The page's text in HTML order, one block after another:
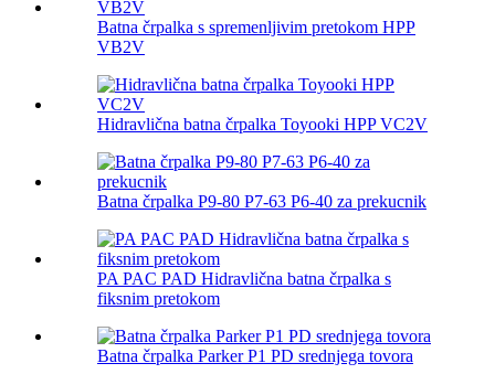
Batna črpalka s spremenljivim pretokom HPP
VB2V
Hidravlična batna črpalka Toyooki HPP VC2V
Batna črpalka P9-80 P7-63 P6-40 za prekucnik
PA PAC PAD Hidravlična batna črpalka s
fiksnim pretokom
Batna črpalka Parker P1 PD srednjega tovora